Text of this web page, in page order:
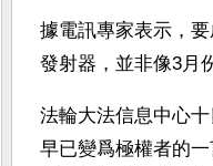
據電訊專家表示，
發射器，並非像3月
法輪大法信息中心
早已變爲極權者的